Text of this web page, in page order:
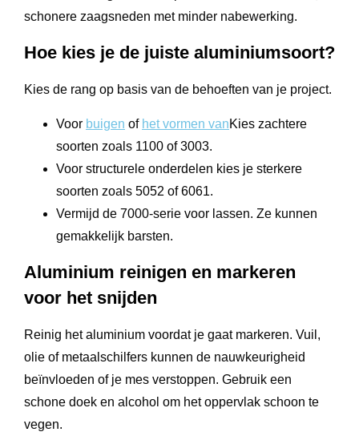
schonere zaagsneden met minder nabewerking.
Hoe kies je de juiste aluminiumsoort?
Kies de rang op basis van de behoeften van je project.
Voor buigen of het vormen vanKies zachtere
soorten zoals 1100 of 3003.
Voor structurele onderdelen kies je sterkere
soorten zoals 5052 of 6061.
Vermijd de 7000-serie voor lassen. Ze kunnen
gemakkelijk barsten.
Aluminium reinigen en markeren
voor het snijden
Reinig het aluminium voordat je gaat markeren. Vuil,
olie of metaalschilfers kunnen de nauwkeurigheid
beïnvloeden of je mes verstoppen. Gebruik een
schone doek en alcohol om het oppervlak schoon te
vegen.